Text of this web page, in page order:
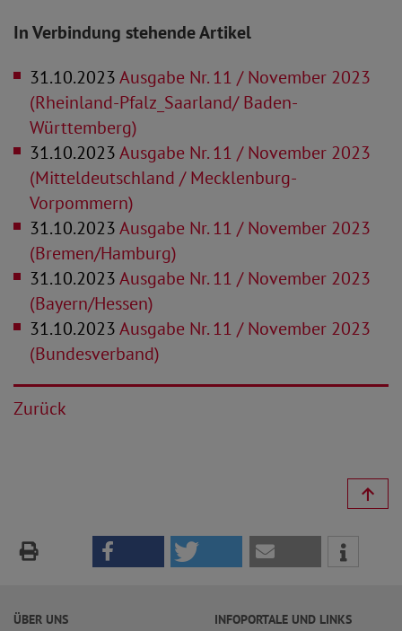
In Verbindung stehende Artikel
31.10.2023Ausgabe Nr. 11 / November 2023
(Rheinland-Pfalz_Saarland/ Baden-
Württemberg)
31.10.2023Ausgabe Nr. 11 / November 2023
(Mitteldeutschland / Mecklenburg-
Vorpommern)
31.10.2023Ausgabe Nr. 11 / November 2023
(Bremen/Hamburg)
31.10.2023Ausgabe Nr. 11 / November 2023
(Bayern/Hessen)
31.10.2023Ausgabe Nr. 11 / November 2023
(Bundesverband)
Zurück
ÜBER UNS INFOPORTALE UND LINKS